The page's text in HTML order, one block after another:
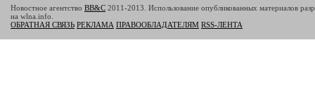
Новостное агентство BB&C 2011-2013. Использование опубликованных материалов
на wlna.info.
ОБРАТНАЯ СВЯЗЬ РЕКЛАМА ПРАВООБЛАДАТЕЛЯМ RSS-ЛЕНТА